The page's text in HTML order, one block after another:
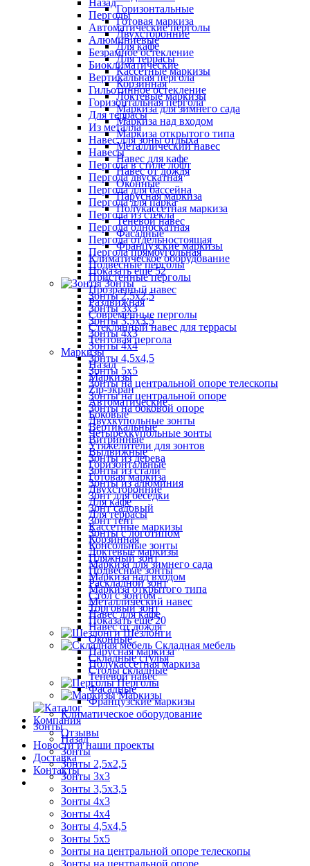
Горизонтальные
Готовая маркиза
Двухсторонние
Для кафе
Для террасы
Кассетные маркизы
Корзинная
Локтевые маркизы
Маркиза для зимнего сада
Маркиза над входом
Маркиза открытого типа
Металлический навес
Навес для кафе
Навес от дождя
Оконные
Парусная маркиза
Полукассетная маркиза
Теневой навес
Фасадные
Французские маркизы
Климатическое оборудование
Показать ещё 52
Зонты
Зонты 2,5х2,5
Зонты 3х3
Зонты 3,5х3,5
Зонты 4х3
Зонты 4х4
Зонты 4,5х4,5
Зонты 5х5
Зонты на центральной опоре телескопы
Зонты на центральной опоре
Зонты на боковой опоре
Двухкупольные зонты
Четырехкупольные зонты
Утяжелители для зонтов
Зонты из дерева
Зонты из стали
Зонты из алюминия
Зонт для беседки
Зонт садовый
Зонт тент
Зонты с логотипом
Консольные зонты
Пляжный зонт
Подвесные зонты
Раскладной зонт
Стол с зонтом
Торговый зонт
Показать ещё 20
Шезлонги
Складная мебель
Складные стулья
Столы складные
Перголы
Маркизы
Компания
Отзывы
Новости и наши проекты
Доставка
Контакты
Назад
Перголы
Автоматические перголы
Алюминиевые
Безрамное остекление
Биоклиматические
Вертикальная пергола
Гильотинное остекление
Горизонтальная пергола
Для террасы
Из металла
Навес для зоны отдыха
Навесы
Пергола в стиле лофт
Пергола двускатная
Пергола для бассейна
Пергола для парка
Пергола из стекла
Пергола односкатная
Пергола отдельностоящая
Пергола прямоугольная
Подвесные перголы
Пристенные перголы
Прозрачный навес
Раздвижная
Современные перголы
Стеклянный навес для террасы
Тентовая пергола
Маркизы
Назад
Маркизы
Zip-экран
Автоматические
Боковые
Вертикальные
Витринные
Выдвижные
Горизонтальные
Готовая маркиза
Двухсторонние
Для кафе
Для террасы
Кассетные маркизы
Корзинная
Локтевые маркизы
Маркиза для зимнего сада
Маркиза над входом
Маркиза открытого типа
Металлический навес
Навес для кафе
Навес от дождя
Оконные
Парусная маркиза
Полукассетная маркиза
Теневой навес
Фасадные
Французские маркизы
Климатическое оборудование
Зонты
Назад
Зонты
Зонты 2,5х2,5
Зонты 3х3
Зонты 3,5х3,5
Зонты 4х3
Зонты 4х4
Зонты 4,5х4,5
Зонты 5х5
Зонты на центральной опоре телескопы
Зонты на центральной опоре